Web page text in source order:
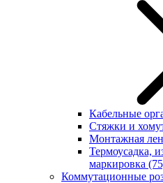
Кабельные
Стяжки и
Монтажная
Термоусадка,
маркировка
Коммутационные